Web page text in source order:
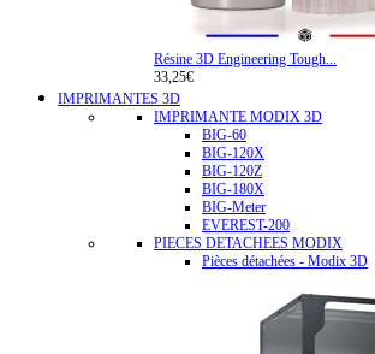
Résine 3D Engineering Tough...
33,25€
IMPRIMANTES 3D
IMPRIMANTE MODIX 3D
BIG-60
BIG-120X
BIG-120Z
BIG-180X
BIG-Meter
EVEREST-200
PIECES DETACHEES MODIX
Pièces détachées - Modix 3D